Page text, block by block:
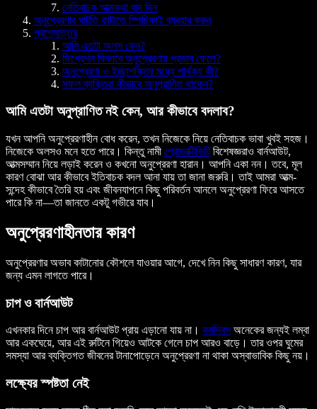
নেতিবাচক আত্মকথা বাদ দিন
অনুপ্রেরণার ঘাটতি কাটাতে স্পিচিফাই ব্যবহার করুন
প্রশ্নোত্তর
আমি এতটা অলস কেন?
ডিপ্রেশন কিভাবে অনুপ্রেরণায় প্রভাব ফেলে?
অনুপ্রেরণা ও ইচ্ছাশক্তির মধ্যে পার্থক্য কী?
সফল ব্যক্তিরা কীভাবে অনুপ্রাণিত থাকেন?
আমি এতটা অনুপ্রাণিত নই কেন, আর কীভাবে বদলাব?
যখন আপনি অনুপ্রেরণাহীন বোধ করেন, তখন নিজেকে নিয়ে নেতিবাচক ভাবা খুবই সহজ।
নিজেকে অলসও মনে হতে পারে। কিন্তু নামী প্রোডাক্টিভিটিবিশেষজ্ঞরাও বার্নআউট,
আত্মসম্মান নিয়ে লড়াই করেন ও কখনো অনুপ্রেরণা হারান। আপনি একা নন। তবে, মূল
কারণ বোঝা আর কীভাবে ইতিবাচক বদল আনা যায় তা জানা জরুরি। তাই আমরা আত্ম-
সন্দেহ কীভাবে তৈরি হয় এবং জীবনযাপনে কিছু পরিবর্তন আনলে অনুপ্রেরণা ফিরে আসতে
পারে কি না—তা জানতে একটু গভীরে যাব।
অনুপ্রেরণাহীনতার কারণ
অনুপ্রেরণার অভাব কাটানোর কৌশলে যাওয়ার আগে, দেখে নিন কিছু সাধারণ কারণ, যার
জন্য এমন লাগতে পারে।
চাপ ও বার্নআউট
এখনকার দিনে চাপ আর বার্নআউট প্রায় এড়ানো যায় না। কর্মদিবসঅনেকের জন্যই লম্বা
আর একঘেয়ে, আর এই রুটিনে গিয়েও আটকে গেলে চাপ আরও বাড়ে। তার ওপর ঘুমের
সমস্যা আর ব্যক্তিগত জীবনের টানাপোড়েনে অনুপ্রেরণা না থাকা অস্বাভাবিক কিছু নয়।
লক্ষ্যের স্পষ্টতা নেই